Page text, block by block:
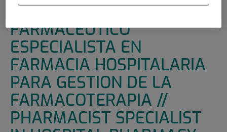
CONVOCATORIA
FARMACEUTICO
ESPECIALISTA EN
FARMACIA HOSPITALARIA
PARA GESTION DE LA
FARMACOTERAPIA //
PHARMACIST SPECIALIST